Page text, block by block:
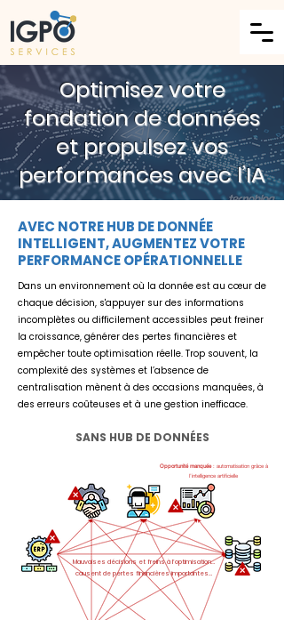
Optimisez votre
fondation de données
et propulsez vos
performances avec l’IA
AVEC NOTRE HUB DE DONNÉE
INTELLIGENT, AUGMENTEZ VOTRE
PERFORMANCE OPÉRATIONNELLE
Dans un environnement où la donnée est au cœur de
chaque décision, s'appuyer sur des informations
incomplètes ou difficilement accessibles peut freiner
la croissance, générer des pertes financières et
empêcher toute optimisation réelle. Trop souvent, la
complexité des systèmes et l’absence de
centralisation mènent à des occasions manquées, à
des erreurs coûteuses et à une gestion inefficace.
SANS HUB DE DONNÉES
Opportunité manquée: automatisation grâce à
l’intelligence artificielle
Mauvaises décisions et freins à l’optimisation…
causent de pertes financières importantes…